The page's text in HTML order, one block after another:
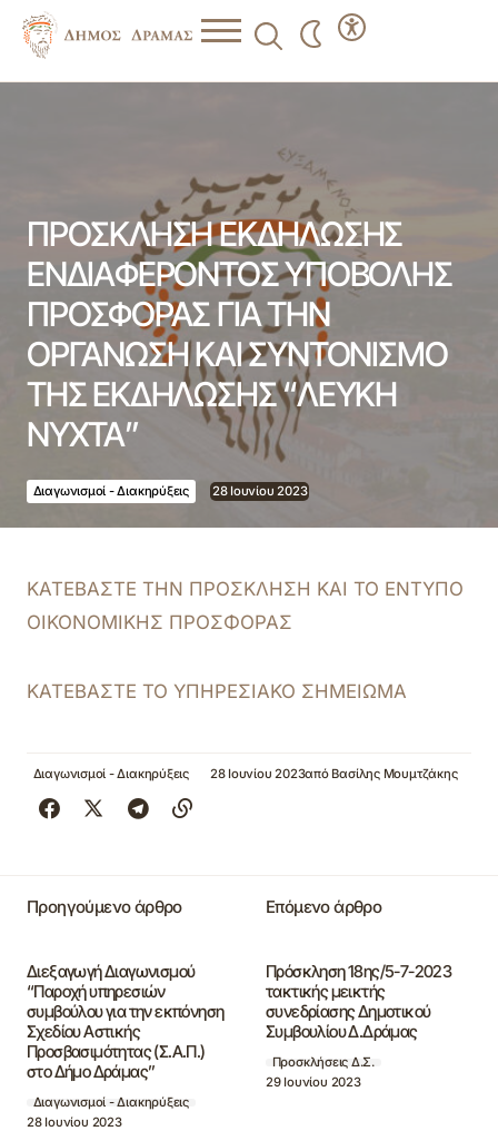
ΠΡΟΣΚΛΗΣΗ ΕΚΔΗΛΩΣΗΣ
ΕΝΔΙΑΦΕΡΟΝΤΟΣ ΥΠΟΒΟΛΗΣ
ΠΡΟΣΦΟΡΑΣ ΓΙΑ ΤΗΝ
ΟΡΓΑΝΩΣΗ ΚΑΙ ΣΥΝΤΟΝΙΣΜΟ
ΤΗΣ ΕΚΔΗΛΩΣΗΣ “ΛΕΥΚΗ
ΝΥΧΤΑ”
Διαγωνισμοί - Διακηρύξεις 28 Ιουνίου 2023
ΚΑΤΕΒΑΣΤΕ ΤΗΝ ΠΡΟΣΚΛΗΣΗ ΚΑΙ ΤΟ ΕΝΤΥΠΟ
ΟΙΚΟΝΟΜΙΚΗΣ ΠΡΟΣΦΟΡΑΣ
ΚΑΤΕΒΑΣΤΕ ΤΟ ΥΠΗΡΕΣΙΑΚΟ ΣΗΜΕΙΩΜΑ
Διαγωνισμοί - Διακηρύξεις 28 Ιουνίου 2023από Βασίλης Μουμτζάκης
Προηγούμενο άρθρο
Διεξαγωγή Διαγωνισμού
“Παροχή υπηρεσιών
συμβούλου για την εκπόνηση
Σχεδίου Αστικής
Προσβασιμότητας (Σ.Α.Π.)
στο Δήμο Δράμας”
Διαγωνισμοί - Διακηρύξεις
28 Ιουνίου 2023
Επόμενο άρθρο
Πρόσκληση 18ης/5-7-2023
τακτικής μεικτής
συνεδρίασης Δημοτικού
Συμβουλίου Δ.Δράμας
Προσκλήσεις Δ.Σ.
29 Ιουνίου 2023